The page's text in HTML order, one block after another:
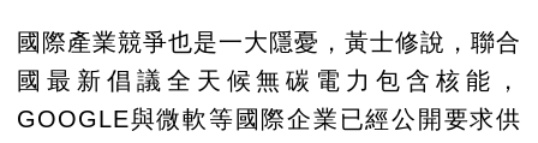
國際產業競爭也是一大隱憂，黃士修說，聯合
國最新倡議全天候無碳電力包含核能，
GOOGLE與微軟等國際企業已經公開要求供